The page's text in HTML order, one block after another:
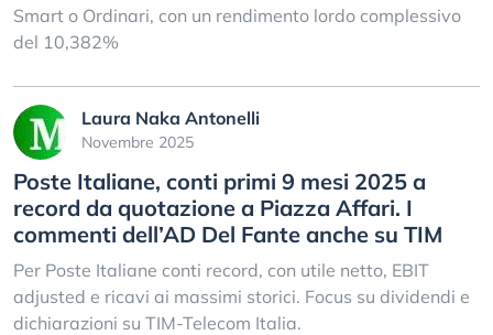
Smart o Ordinari, con un rendimento lordo complessivo
del 10,382%
Laura Naka Antonelli
Novembre 2025
Poste Italiane, conti primi 9 mesi 2025 a
record da quotazione a Piazza Affari. I
commenti dell’AD Del Fante anche su TIM
Per Poste Italiane conti record, con utile netto, EBIT
adjusted e ricavi ai massimi storici. Focus su dividendi e
dichiarazioni su TIM-Telecom Italia.